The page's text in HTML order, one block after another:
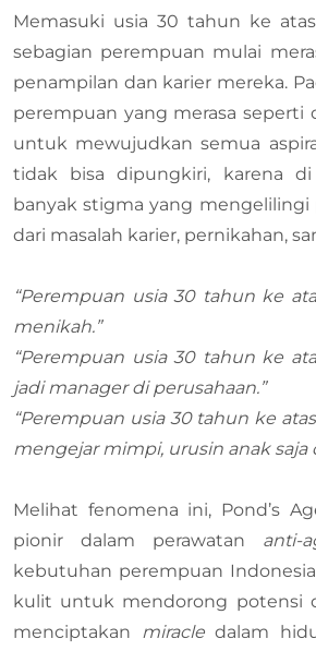
Memasuki usia 30 tahun ke
sebagian perempuan mulai
penampilan dan karier mereka.
perempuan yang merasa seperti
untuk mewujudkan semua
tidak bisa dipungkiri, karena di
banyak stigma yang mengelilingi
dari masalah karier, pernikahan,
“Perempuan usia 30 tahun ke
menikah.”
“Perempuan usia 30 tahun ke
jadi manager di perusahaan.”
“Perempuan usia 30 tahun ke
mengejar mimpi, urusin anak saja
Melihat fenomena ini, Pond’s
pionir dalam perawatan anti-
kebutuhan perempuan
kulit untuk mendorong potensi
menciptakan miracledalam